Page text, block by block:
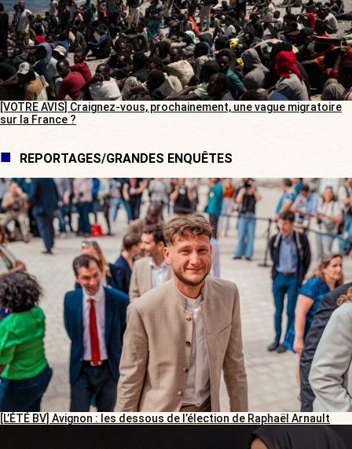
[VOTRE AVIS] Craignez-vous, prochainement, une vague migratoire
sur la France ?
REPORTAGES/GRANDES ENQUÊTES
[L’ÉTÉ BV] Avignon : les dessous de l’élection de Raphaël Arnault